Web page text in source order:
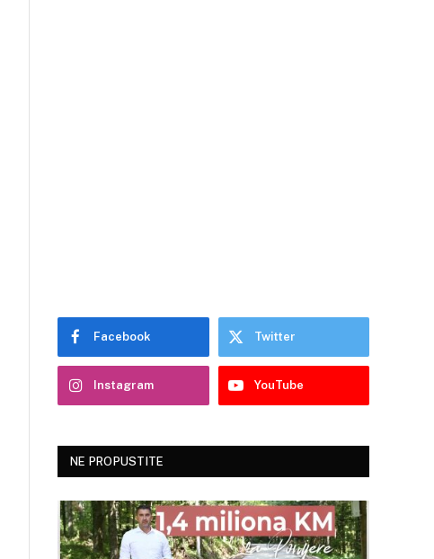
Facebook Twitter
Instagram YouTube
NE PROPUSTITE